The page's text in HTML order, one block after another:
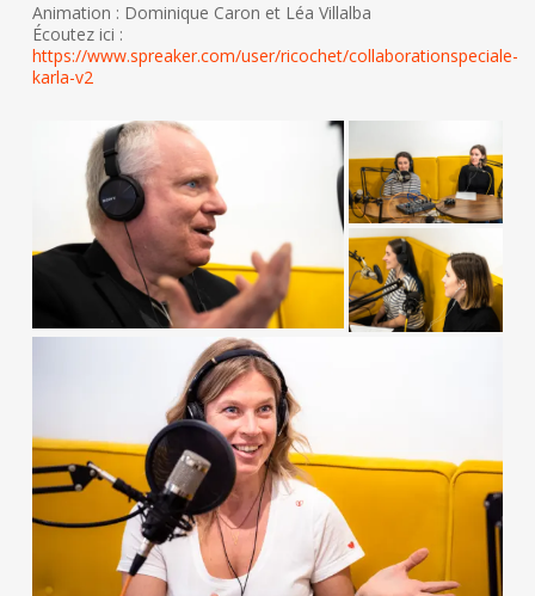
Animation : Dominique Caron et Léa Villalba
Écoutez ici :
https://www.spreaker.com/user/ricochet/collaborationspeciale-
karla-v2